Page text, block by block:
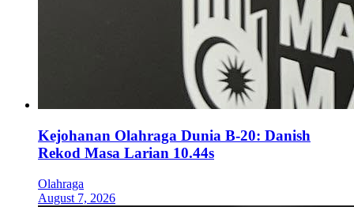
Kejohanan Olahraga Dunia B-20: Danish
Rekod Masa Larian 10.44s
Olahraga
August 7, 2026